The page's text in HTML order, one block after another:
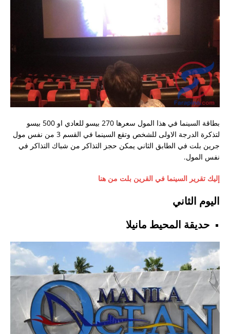
بطاقة السينما في هذا المول سعرها 270 بيسو للعادي او 500 بيسو
لتذكرة الدرجة الاولى للشخص وتقع السينما في القسم 3 من نفس مول
جرين بلت في الطابق الثاني يمكن حجز التذاكر من شباك التذاكر في
نفس المول.
إليك تقرير السينما في القرين بلت من هنا
اليوم الثاني
حديقة المحيط مانيلا